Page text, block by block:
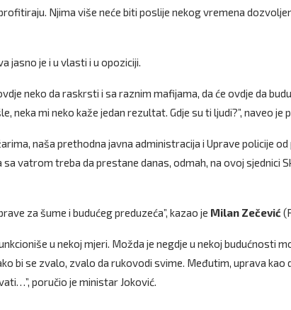
Njima više neće biti poslije nekog vremena
jasno je i u vlasti i u opoziciji.
neko da raskrsti i sa raznim mafijama, da će ovdje da
neka mi neko kaže jedan rezultat. Gdje su ti ljudi?”, naveo je
naša prethodna javna administracija i Uprave policije
vatrom treba da prestane danas, odmah, na ovoj sjednici
za šume i budućeg preduzeća”, kazao je Milan Zečević
u nekoj mjeri. Možda je negdje u nekoj budućnosti
bi se zvalo, zvalo da rukovodi svime. Međutim, uprava
poručio je ministar Joković.